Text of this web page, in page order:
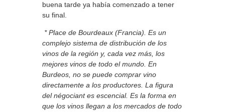
buena tarde ya había comenzado a tener
su final.
* Place de Bourdeaux (Francia). Es un
complejo sistema de distribución de los
vinos de la región y, cada vez más, los
mejores vinos de todo el mundo. En
Burdeos, no se puede comprar vino
directamente a los productores. La figura
delnégociant es escencial. Es la forma en
que los vinos llegan a los mercados de todo